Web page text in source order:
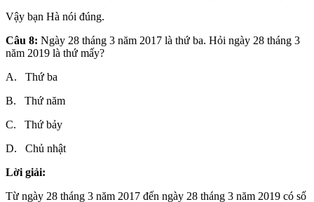
Vậy bạn Hà nói đúng.
Câu 8: Ngày 28 tháng 3 năm 2017 là thứ ba. Hỏi ngày 28 tháng 3
năm 2019 là thứ mấy?
A. Thứ ba
B. Thứ năm
C. Thứ bảy
D. Chủ nhật
Lời giải:
Từ ngày 28 tháng 3 năm 2017 đến ngày 28 tháng 3 năm 2019 có số